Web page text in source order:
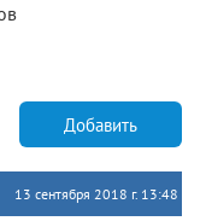
Добавить
13 сентября 2018 г. 13:48